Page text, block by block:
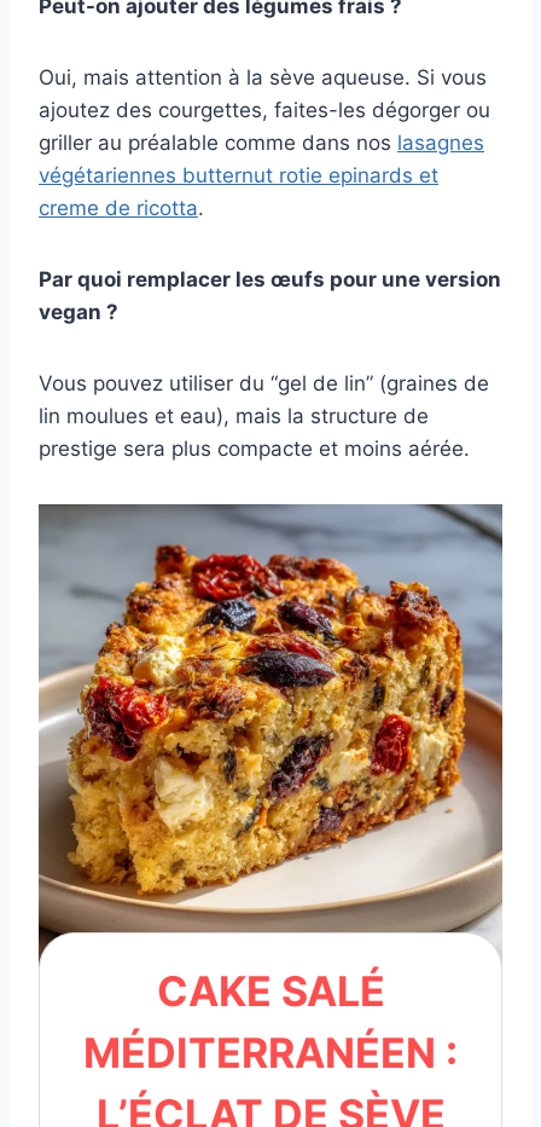
Peut-on ajouter des légumes frais ?
Oui, mais attention à la sève aqueuse. Si vous
ajoutez des courgettes, faites-les dégorger ou
griller au préalable comme dans nos lasagnes
végétariennes butternut rotie epinards et
creme de ricotta.
Par quoi remplacer les œufs pour une version
vegan ?
Vous pouvez utiliser du “gel de lin” (graines de
lin moulues et eau), mais la structure de
prestige sera plus compacte et moins aérée.
CAKE SALÉ
MÉDITERRANÉEN :
L’ÉCLAT DE SÈVE